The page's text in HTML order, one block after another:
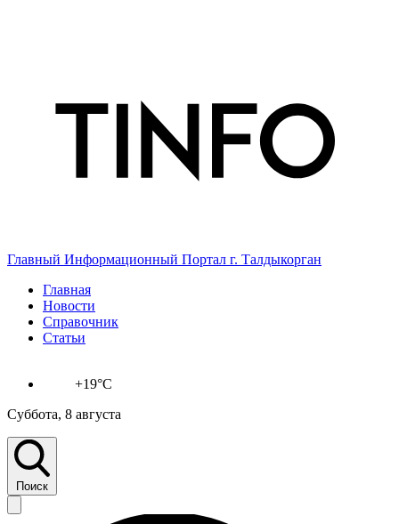
Главный Информационный Портал г. Талдыкорган
Главная
Новости
Справочник
Статьи
+19°C
Суббота, 8 августа
Поиск